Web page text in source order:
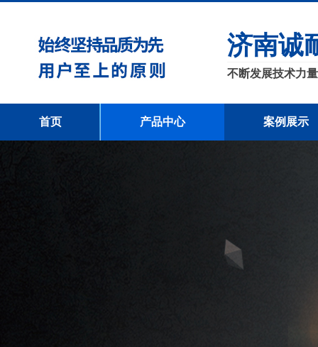
济南诚
不断发展技术力
首页 产品中心 案例展示